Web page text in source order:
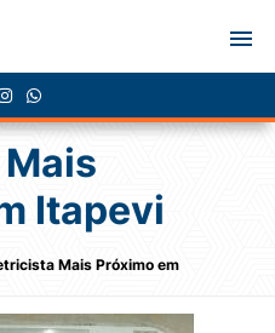
Itapevi
Mais Próximo em